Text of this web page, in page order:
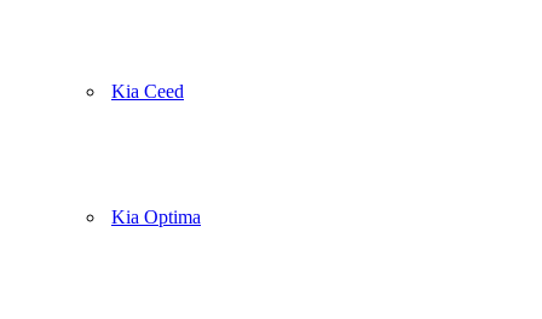
Kia Ceed
Kia Optima